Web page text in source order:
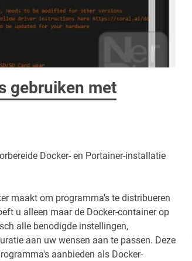
gebruiken met
Docker- en Portainer-installatie
maakt om programma's te distribueren
u alleen maar de Docker-container op
alle benodigde instellingen,
aan uw wensen aan te passen. Deze
aanbieden als Docker-